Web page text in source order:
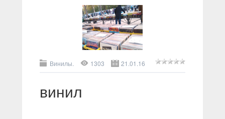
Винилы. 1303 21.01.16
винил